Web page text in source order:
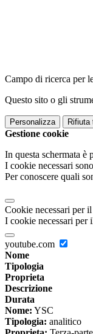
Campo di ricerca per
Questo sito o gli
Personalizza Rifiuta
Gestione cookie
In questa schermata è
I cookie necessari
Per conoscere quali
Cookie necessari per
I cookie necessari per
youtube.com
Nome
Tipologia
Proprieta
Descrizione
Durata
Nome: YSC
Tipologia: analitico